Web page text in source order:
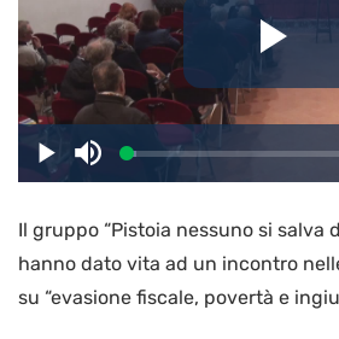
il
PlayDisattiva
l’audio
Caricato:
4.31%
Il gruppo “Pistoia nessuno si salva
hanno dato vita ad un incontro
su “evasione fiscale, povertà e